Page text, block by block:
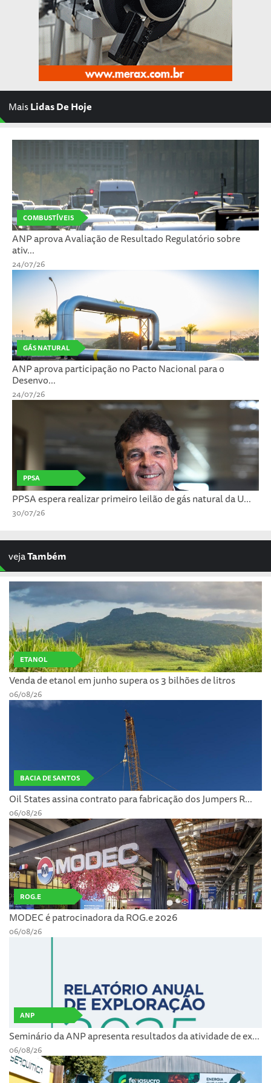
MaisLidas De Hoje
COMBUSTÍVEIS
ANP aprova Avaliação de Resultado Regulatório sobre
ativ...
24/07/26
GÁS NATURAL
ANP aprova participação no Pacto Nacional para o
Desenvo...
24/07/26
PPSA
PPSA espera realizar primeiro leilão de gás natural da U...
30/07/26
vejaTambém
ETANOL
Venda de etanol em junho supera os 3 bilhões de litros
06/08/26
BACIA DE SANTOS
Oil States assina contrato para fabricação dos Jumpers R...
06/08/26
ROG.E
MODEC é patrocinadora da ROG.e 2026
06/08/26
ANP
Seminário da ANP apresenta resultados da atividade de ex...
06/08/26